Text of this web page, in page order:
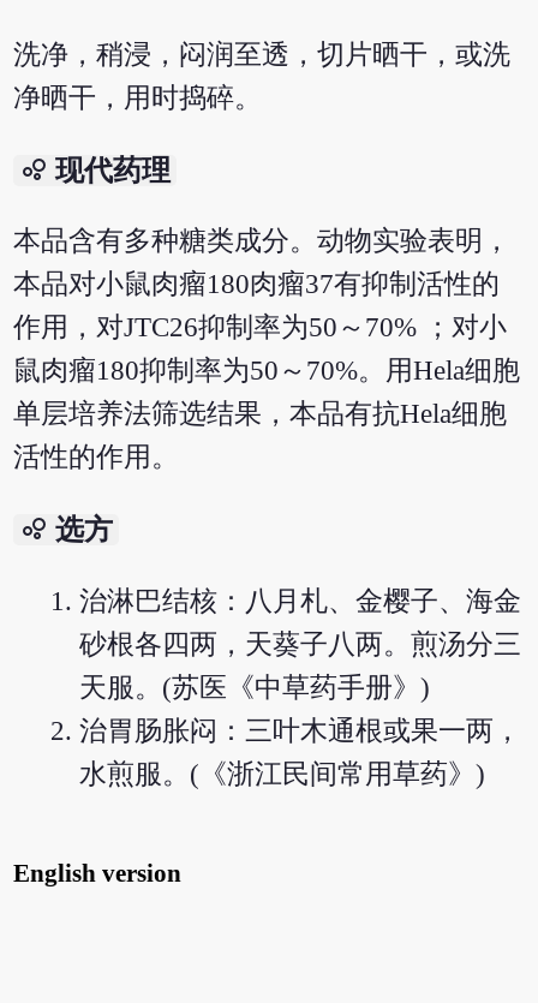
洗净，稍浸，闷润至透，切片晒干，或洗
净晒干，用时捣碎。
bubble_chart 现代药理
本品含有多种糖类成分。动物实验表明，
本品对小鼠肉瘤180肉瘤37有抑制活性的
作用，对JTC26抑制率为50～70% ；对小
鼠肉瘤180抑制率为50～70%。用Hela细胞
单层培养法筛选结果，本品有抗Hela细胞
活性的作用。
bubble_chart 选方
治淋巴结核：八月札、金樱子、海金
砂根各四两，天葵子八两。煎汤分三
天服。(苏医《中草药手册》)
治胃肠胀闷：三叶木通根或果一两，
水煎服。(《浙江民间常用草药》)
English version